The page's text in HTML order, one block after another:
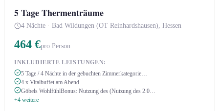
5 Tage Thermenträume
4 Nächte · Bad Wildungen (OT Reinhardshausen), Hessen
464 €pro Person
INKLUDIERTE LEISTUNGEN:
5 Tage / 4 Nächte in der gebuchten Zimmerkategorie…
4 x Vitalbuffet am Abend
Göbels WohlfühlBonus: Nutzung des (Nutzung des 2.0…
+4 weitere